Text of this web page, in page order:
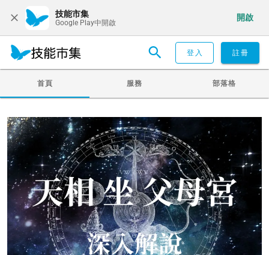
技能市集
Google Play中開啟
開啟
登入 註冊
首頁 服務 部落格